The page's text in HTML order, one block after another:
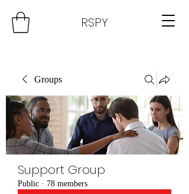
RSPY
Groups
Support Group
Public · 78 members